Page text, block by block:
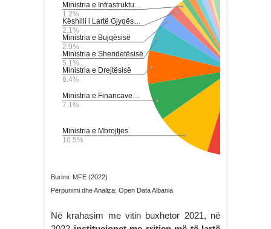
Burimi: MFE (2022)
Përpunimi dhe Analiza: Open Data Albania
Në krahasim me vitin buxhetor 2021, në